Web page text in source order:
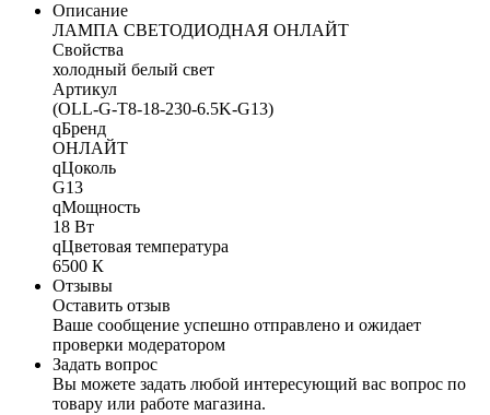
Описание
ЛАМПА СВЕТОДИОДНАЯ ОНЛАЙТ
Свойства
холодный белый свет
Артикул
(OLL-G-T8-18-230-6.5K-G13)
qБренд
ОНЛАЙТ
qЦоколь
G13
qМощность
18 Вт
qЦветовая температура
6500 К
Отзывы
Оставить отзыв
Ваше сообщение успешно отправлено и ожидает
проверки модератором
Задать вопрос
Вы можете задать любой интересующий вас вопрос по
товару или работе магазина.